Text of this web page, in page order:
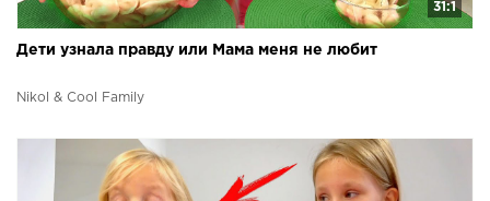
31:1
Дети узнала правду или Мама меня не любит
Nikol & Cool Family